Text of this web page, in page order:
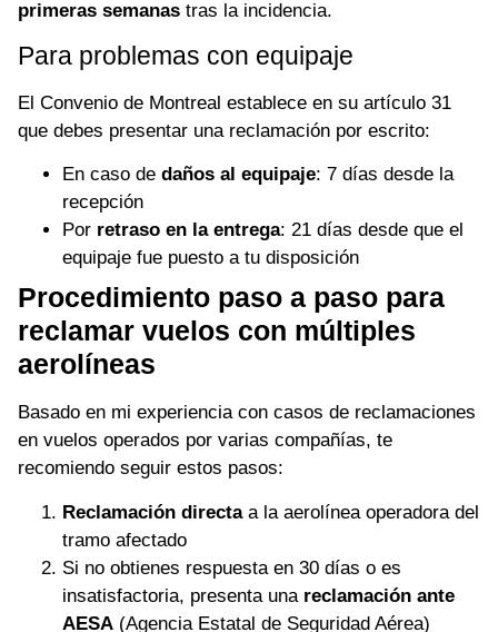
primeras semanas tras la incidencia.
Para problemas con equipaje
El Convenio de Montreal establece en su artículo 31
que debes presentar una reclamación por escrito:
En caso de daños al equipaje: 7 días desde la
recepción
Por retraso en la entrega: 21 días desde que el
equipaje fue puesto a tu disposición
Procedimiento paso a paso para
reclamar vuelos con múltiples
aerolíneas
Basado en mi experiencia con casos de reclamaciones
en vuelos operados por varias compañías, te
recomiendo seguir estos pasos:
Reclamación directaa la aerolínea operadora del
tramo afectado
Si no obtienes respuesta en 30 días o es
insatisfactoria, presenta una reclamación ante
AESA (Agencia Estatal de Seguridad Aérea)